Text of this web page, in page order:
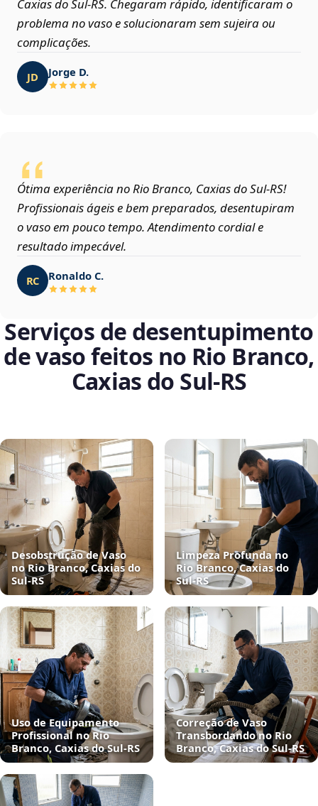
Caxias do Sul‑RS. Chegaram rápido, identificaram o
problema no vaso e solucionaram sem sujeira ou
complicações.
JD Jorge D.
Ótima experiência no Rio Branco, Caxias do Sul‑RS!
Profissionais ágeis e bem preparados, desentupiram
o vaso em pouco tempo. Atendimento cordial e
resultado impecável.
RC Ronaldo C.
Serviços de desentupimento
de vaso feitos no Rio Branco,
Caxias do Sul‑RS
Desobstrução de Vaso
no Rio Branco, Caxias do
Sul‑RS
Limpeza Profunda no
Rio Branco, Caxias do
Sul‑RS
Uso de Equipamento
Profissional no Rio
Branco, Caxias do Sul‑RS
Correção de Vaso
Transbordando no Rio
Branco, Caxias do Sul‑RS